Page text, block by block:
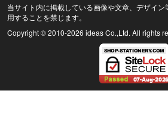
当サイト内に掲載している画像や文章、デザイ
用することを禁じます。
Copyright © 2010-2026 ideas Co.,Ltd. All rights